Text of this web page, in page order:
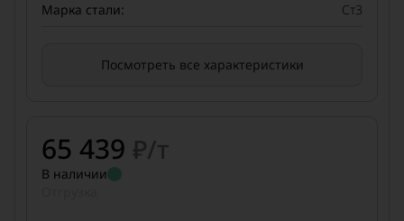
Марка стали:
Ст3
Посмотреть все характеристики
65 439 ₽/т
В наличии